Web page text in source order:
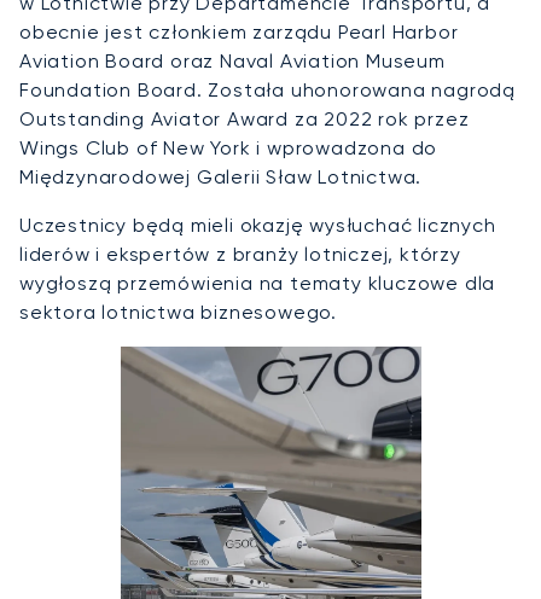
obecnie jest członkiem zarządu Pearl Harbor
Aviation Board oraz Naval Aviation Museum
Foundation Board. Została uhonorowana nagrodą
Outstanding Aviator Award za 2022 rok przez
Wings Club of New York i wprowadzona do
Międzynarodowej Galerii Sław Lotnictwa.
Uczestnicy będą mieli okazję wysłuchać licznych
liderów i ekspertów z branży lotniczej, którzy
wygłoszą przemówienia na tematy kluczowe dla
sektora lotnictwa biznesowego.